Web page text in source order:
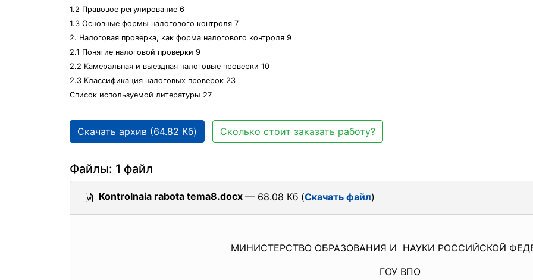
1.2 Правовое регулирование 6
1.3 Основные формы налогового контроля 7
2. Налоговая проверка, как форма налогового контроля 9
2.1 Понятие налоговой проверки 9
2.2 Камеральная и выездная налоговые проверки 10
2.3 Классификация налоговых проверок 23
Список используемой литературы 27
Скачать архив (64.82 Кб) Сколько стоит заказать работу?
Файлы: 1 файл
Kontrolnaia rabota tema8.docx — 68.08 Кб (Скачать файл)
МИНИСТЕРСТВО ОБРАЗОВАНИЯ И НАУКИ РОССИЙСКОЙ
ГОУ ВПО